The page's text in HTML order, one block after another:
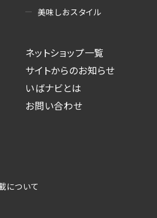
美味しおスタイル
ネットショップ一覧
サイトからのお知らせ
いばナビとは
お問い合わせ
について